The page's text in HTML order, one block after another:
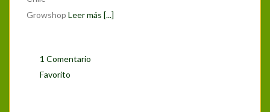
Growshop Leer más [...]
1 Comentario
Favorito